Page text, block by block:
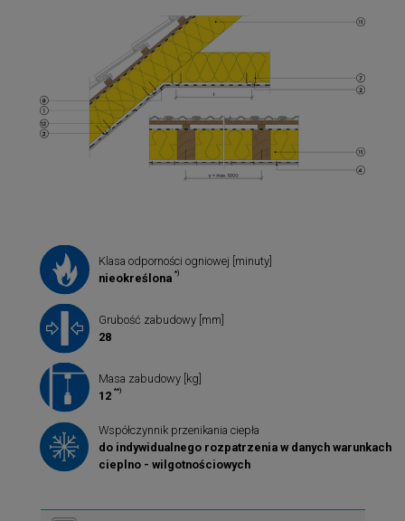
Klasa odporności ogniowej [minuty]
nieokreślona *)
Grubość zabudowy [mm]
28
Masa zabudowy [kg]
12 **)
Współczynnik przenikania ciepła
do indywidualnego rozpatrzenia w danych warunkach
cieplno - wilgotnościowych